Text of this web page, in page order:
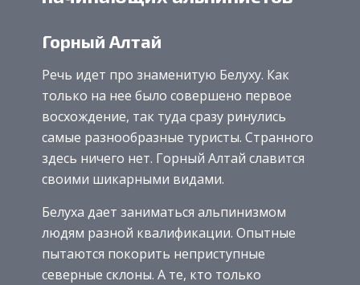
Горный Алтай
Речь идет про знаменитую Белуху. Как
только на нее было совершено первое
восхождение, так туда сразу ринулись
самые разнообразные туристы. Странного
здесь ничего нет. Горный Алтай славится
своими шикарными видами.
Белуха дает заниматься альпинизмом
людям разной квалификации. Опытные
пытаются покорить неприступные
северные склоны. А те, кто только